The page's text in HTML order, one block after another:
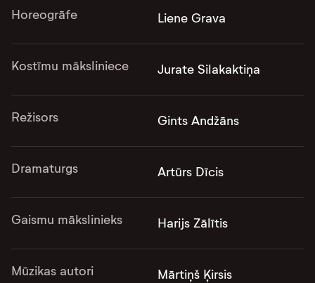
Horeogrāfe Liene Grava
Kostīmu māksliniece Jurate Silakaktiņa
Režisors Gints Andžāns
Dramaturgs Artūrs Dīcis
Gaismu mākslinieks Harijs Zālītis
Mūzikas autori
Mārtiņš Ķirsis